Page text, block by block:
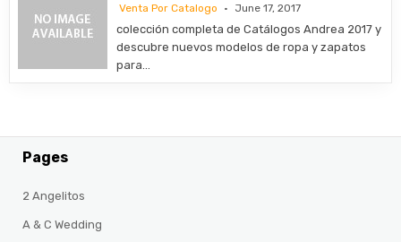
Venta Por Catalogo June 17, 2017
colección completa de Catálogos Andrea 2017 y
descubre nuevos modelos de ropa y zapatos
para…
Pages
2 Angelitos
A & C Wedding